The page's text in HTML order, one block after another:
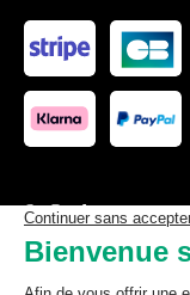
Les données
complète, ne doivent
données ou la base